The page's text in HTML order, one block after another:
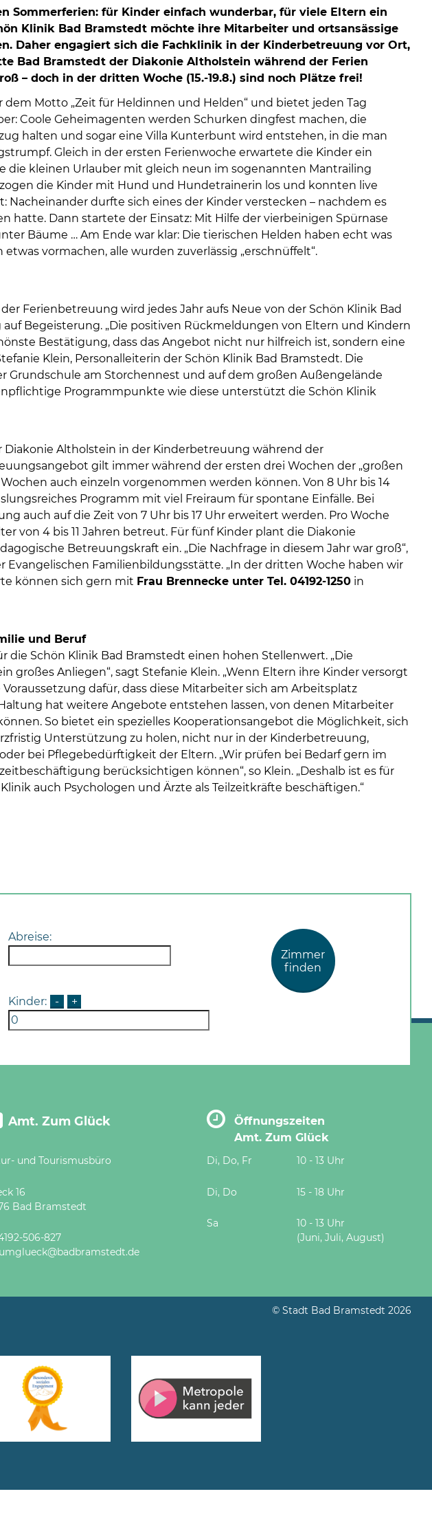
12
Uhr
Sommerferien: für Kinder einfach wunderbar, für viele Eltern ein
Klinik Bad Bramstedt möchte ihre Mitarbeiter und ortsansässige
Daher engagiert sich die Fachklinik in der Kinderbetreuung vor Ort,
Bad Bramstedt der Diakonie Altholstein während der Ferien
– doch in der dritten Woche (15.-19.8.) sind noch Plätze frei!
Motto „Zeit für Heldinnen und Helden“ und bietet jeden Tag
Coole Geheimagenten werden Schurken dingfest machen, die
halten und sogar eine Villa Kunterbunt wird entstehen, in die man
Gleich in der ersten Ferienwoche erwartete die Kinder ein
die kleinen Urlauber mit gleich neun im sogenannten Mantrailing
die Kinder mit Hund und Hundetrainerin los und konnten live
durfte sich eines der Kinder verstecken – nachdem es
hatte. Dann startete der Einsatz: Mit Hilfe der vierbeinigen Spürnase
Bäume … Am Ende war klar: Die tierischen Helden haben echt was
vormachen, alle wurden zuverlässig „erschnüffelt“.
Ferienbetreuung wird jedes Jahr aufs Neue von der Schön Klinik Bad
Begeisterung. „Die positiven Rückmeldungen von Eltern und Kindern
Bestätigung, dass das Angebot nicht nur hilfreich ist, sondern eine
Klein, Personalleiterin der Schön Klinik Bad Bramstedt. Die
am Storchennest und auf dem großen Außengelände
Programmpunkte wie diese unterstützt die Schön Klinik
Diakonie Altholstein in der Kinderbetreuung während der
gilt immer während der ersten drei Wochen der „großen
auch einzeln vorgenommen werden können. Von 8 Uhr bis 14
Programm mit viel Freiraum für spontane Einfälle. Bei
auch auf die Zeit von 7 Uhr bis 17 Uhr erweitert werden. Pro Woche
von 4 bis 11 Jahren betreut. Für fünf Kinder plant die Diakonie
Betreuungskraft ein. „Die Nachfrage in diesem Jahr war groß“,
Evangelischen Familienbildungsstätte. „In der dritten Woche haben wir
können sich gern mit Frau Brennecke unter Tel. 04192-1250in
und Beruf
Schön Klinik Bad Bramstedt einen hohen Stellenwert. „Die
großes Anliegen“, sagt Stefanie Klein. „Wenn Eltern ihre Kinder versorgt
dafür, dass diese Mitarbeiter sich am Arbeitsplatz
hat weitere Angebote entstehen lassen, von denen Mitarbeiter
So bietet ein spezielles Kooperationsangebot die Möglichkeit, sich
Unterstützung zu holen, nicht nur in der Kinderbetreuung,
bei Pflegebedürftigkeit der Eltern. „Wir prüfen bei Bedarf gern im
berücksichtigen können“, so Klein. „Deshalb ist es für
auch Psychologen und Ärzte als Teilzeitkräfte beschäftigen.“
Abreise:
Kinder: - +
Zimmer
finden
Amt. Zum Glück
und Tourismusbüro
16
Bad Bramstedt
506-827
Öffnungszeiten
Amt. Zum Glück
Di, Do, Fr 10 - 13 Uhr
Di, Do 15 - 18 Uhr
Sa
10 - 13 Uhr
(Juni, Juli, August)
© Stadt Bad Bramstedt 2026